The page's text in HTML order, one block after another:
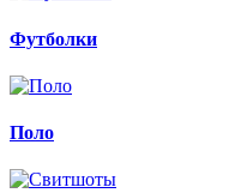
Футболки
Поло